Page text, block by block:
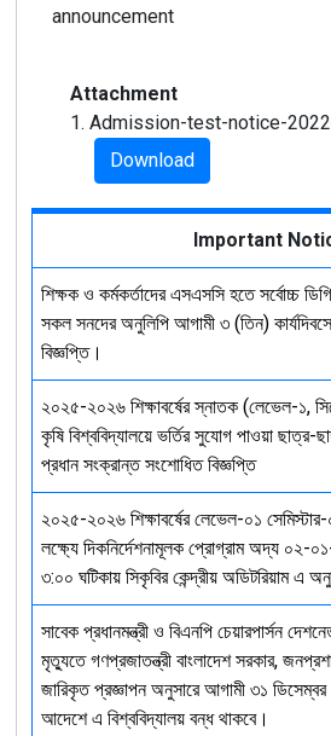
announcement
Attachment
1. Admission-test-notice-
Download
Important
শিক্ষক ও কর্মকর্তাদের এসএসসি হতে সর্বোচ্চ
সকল সনদের অনুলিপি আগামী ৩ (তিন)
বিজ্ঞপ্তি।
২০২৫-২০২৬ শিক্ষাবর্ষের স্নাতক (লেভেল-১,
কৃষি বিশ্ববিদ্যালয়ে ভর্তির সুযোগ পাওয়া ছাত্র-
প্রধান সংক্রান্ত সংশোধিত বিজ্ঞপ্তি
২০২৫-২০২৬ শিক্ষাবর্ষের লেভেল-০১ সেমিস্টার-
লক্ষ্যে দিকনির্দেশনামূলক প্রোগ্রাম অদ্য ০২-
৩:০০ ঘটিকায় সিকৃবির কেন্দ্রীয় অডিটরিয়াম এ
সাবেক প্রধানমন্ত্রী ও বিএনপি চেয়ারপার্সন
মৃত্যুতে গণপ্রজাতন্ত্রী বাংলাদেশ সরকার,
জারিকৃত প্রজ্ঞাপন অনুসারে আগামী ৩১ ডিসেম্বর
আদেশে এ বিশ্ববিদ্যালয় বন্ধ থাকবে।